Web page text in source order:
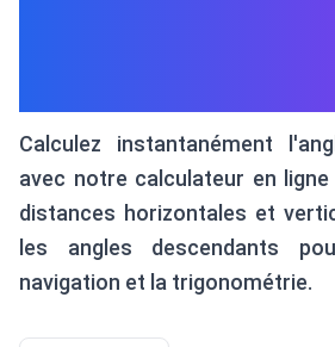
Calculez instantanément
avec notre calculateur en
distances horizontales et
les angles descendants
navigation et la trigonométrie.